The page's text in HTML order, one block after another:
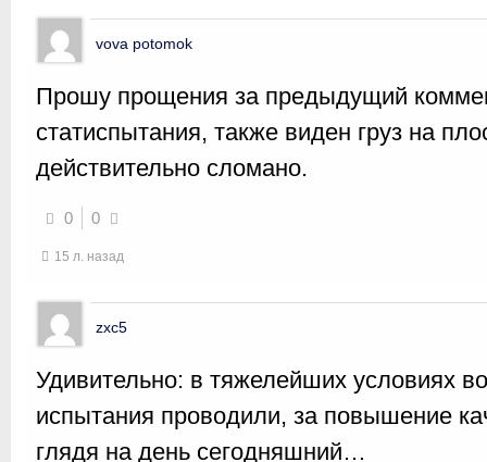
vova potomok
Прошу прощения за предыдущий
статиспытания, также виден груз на
действительно сломано.
0 0
15 л. назад
zxc5
Удивительно: в тяжелейших условиях
испытания проводили, за повышение
глядя на день сегодняшний…